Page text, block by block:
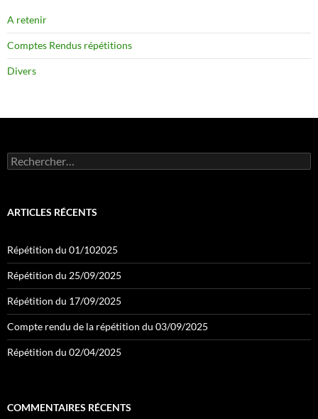
A retenir
Comptes Rendus répétitions
Divers
Rechercher :
ARTICLES RÉCENTS
Répétition du 01/102025
Répétition du 25/09/2025
Répétition du 17/09/2025
Compte rendu de la répétition du 03/09/2025
Répétition du 02/04/2025
COMMENTAIRES RÉCENTS